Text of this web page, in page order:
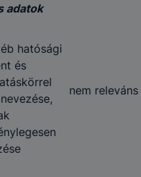
nem releváns
adatok
hatósági
és
nem releváns